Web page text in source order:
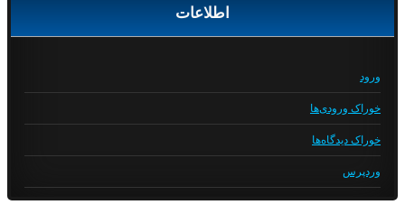
اطلاعات
ورود
خوراک ورودی‌ها
خوراک دیدگاه‌ها
وردپرس